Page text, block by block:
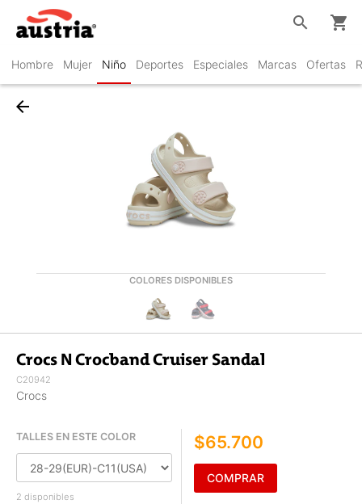
Hombre Mujer Niño Deportes Especiales Marcas Ofertas
search shopping_cart
COLORES DISPONIBLES
arrow_back
Crocs N Crocband Cruiser Sandal
C20942
Crocs
TALLES EN ESTE COLOR
2 disponibles
$65.700
COMPRAR